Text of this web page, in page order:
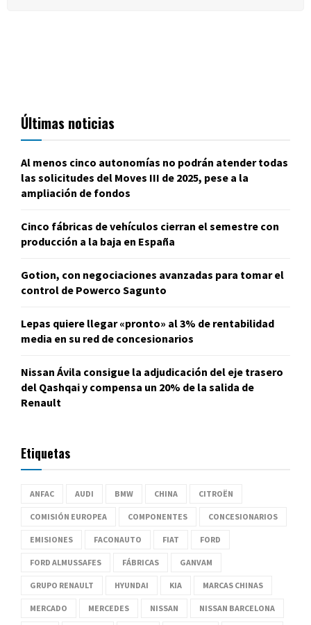
Últimas noticias
Al menos cinco autonomías no podrán atender todas
las solicitudes del Moves III de 2025, pese a la
ampliación de fondos
Cinco fábricas de vehículos cierran el semestre con
producción a la baja en España
Gotion, con negociaciones avanzadas para tomar el
control de Powerco Sagunto
Lepas quiere llegar «pronto» al 3% de rentabilidad
media en su red de concesionarios
Nissan Ávila consigue la adjudicación del eje trasero
del Qashqai y compensa un 20% de la salida de
Renault
Etiquetas
ANFAC AUDI BMW CHINA CITROËN
COMISIÓN EUROPEA COMPONENTES CONCESIONARIOS
EMISIONES FACONAUTO FIAT FORD
FORD ALMUSSAFES FÁBRICAS GANVAM
GRUPO RENAULT HYUNDAI KIA MARCAS CHINAS
MERCADO MERCEDES NISSAN NISSAN BARCELONA